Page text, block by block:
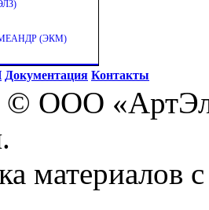
МЕАНДР (ЭКМ)
Документация Контакты
© ООО
материалов